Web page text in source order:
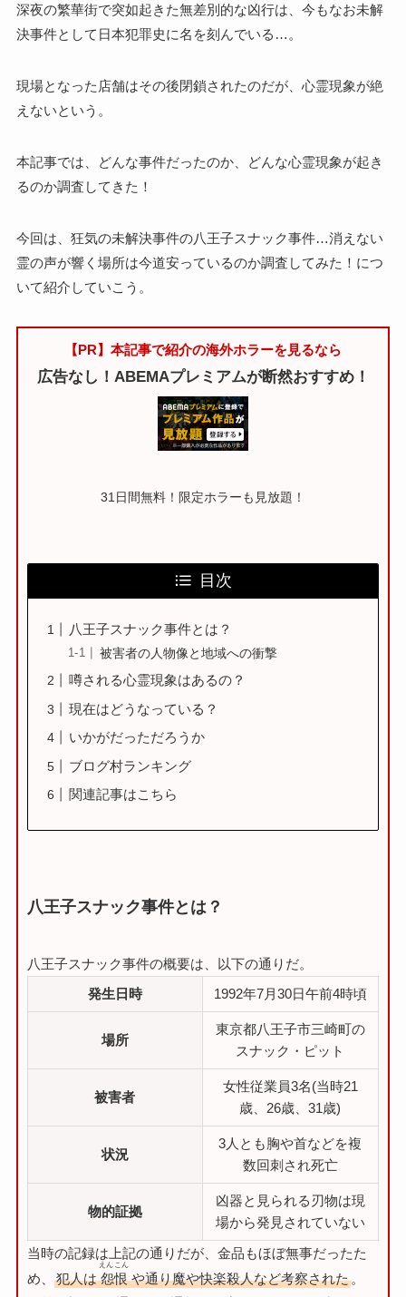
深夜の繁華街で突如起きた無差別的な凶行は、今もなお未解
決事件として日本犯罪史に名を刻んでいる…。
現場となった店舗はその後閉鎖されたのだが、心霊現象が絶
えないという。
本記事では、どんな事件だったのか、どんな心霊現象が起き
るのか調査してきた！
今回は、狂気の未解決事件の八王子スナック事件…消えない
霊の声が響く場所は今道安っているのか調査してみた！につ
いて紹介していこう。
【PR】本記事で紹介の海外ホラーを見るなら
広告なし！ABEMAプレミアムが断然おすすめ！
31日間無料！限定ホラーも見放題！
目次
八王子スナック事件とは？
被害者の人物像と地域への衝撃
噂される心霊現象はあるの？
現在はどうなっている？
いかがだっただろうか
ブログ村ランキング
関連記事はこちら
八王子スナック事件とは？
八王子スナック事件の概要は、以下の通りだ。
発生日時
1992年7月30日午前4時頃
場所
東京都八王子市三崎町の
スナック・ピット
被害者
女性従業員3名(当時21
歳、26歳、31歳)
状況
3人とも胸や首などを複
数回刺され死亡
物的証拠
凶器と見られる刃物は現
場から発見されていない
当時の記録は上記の通りだが、金品もほぼ無事だったた
め、
犯人は 怨恨
えんこん
や通り魔や快楽殺人など考察された。